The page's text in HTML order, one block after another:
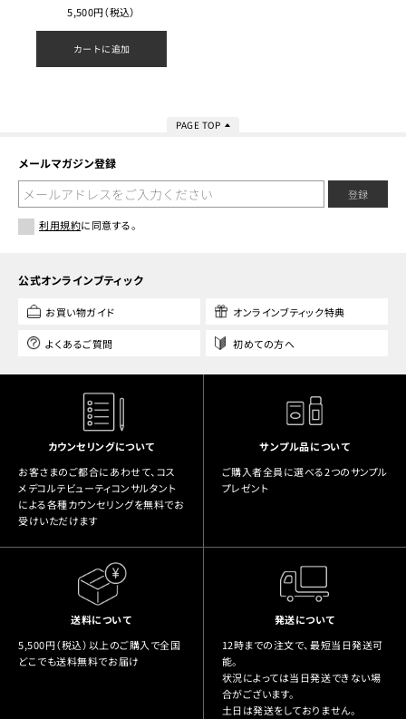
5,500円（税込）
カートに追加
PAGE TOP
メールマガジン登録
登録
利用規約に同意する。
公式オンラインブティック
お買い物ガイド オンラインブティック特典
よくあるご質問 初めての方へ
カウンセリングについて
お客さまのご都合にあわせて、コス
メデコルテビューティコンサルタント
による各種カウンセリングを無料でお
受けいただけます
サンプル品について
ご購入者全員に選べる2つのサンプル
プレゼント
送料について
5,500円（税込）以上のご購入で全国
どこでも送料無料でお届け
発送について
12時までの注文で、最短当日発送可
能。
状況によっては当日発送できない場
合がございます。
土日は発送をしておりません。